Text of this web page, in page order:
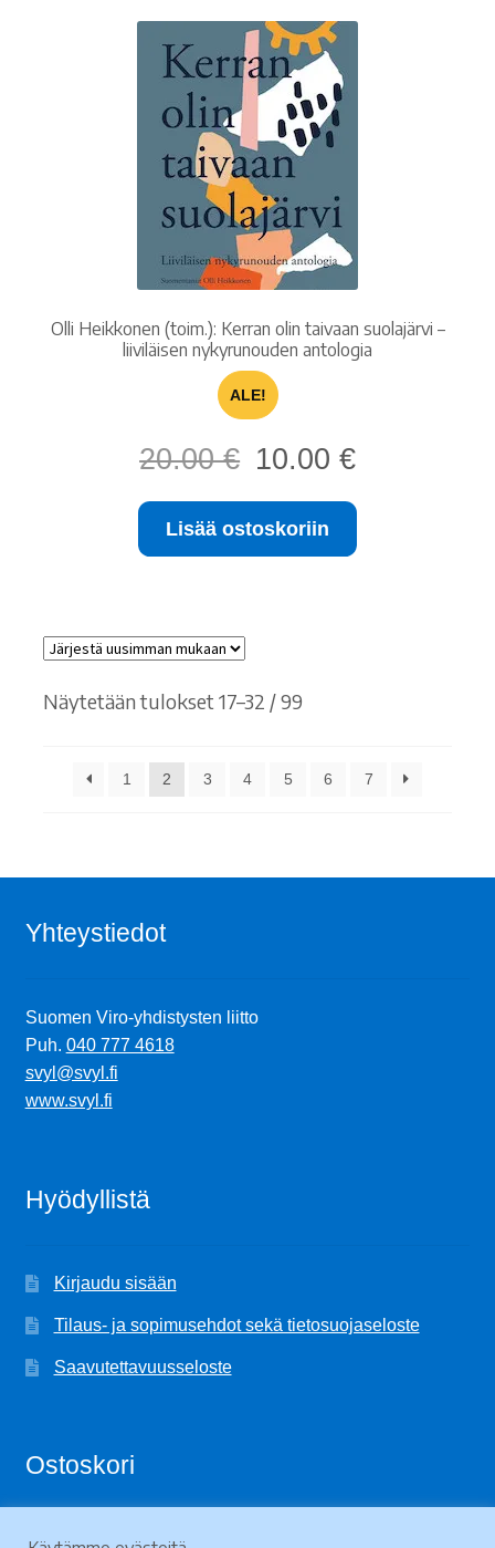
Olli Heikkonen (toim.): Kerran olin taivaan suolajärvi –
liiviläisen nykyrunouden antologia
ALE!
20.00€
Alkuperäinen
hinta
oli:
20.00 €.
10.00 €Nykyinen
on:
Lisää ostoskoriin
Näytetään tulokset 17–32 / 99Sorted
1 2 3 4 5 6 7
Yhteystiedot
Suomen Viro-yhdistysten liitto
Puh. 040 777 4618
svyl@svyl.fi
www.svyl.fi
Hyödyllistä
Kirjaudu sisään
Tilaus- ja sopimusehdot sekä tietosuojaseloste
Saavutettavuusseloste
Ostoskori